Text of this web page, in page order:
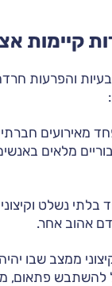
קיימות
והפרעות
מאירועים
מלאים
בלתי נשלט
אהוב אחר.
ממצב שבו
להשתבש פתאום,